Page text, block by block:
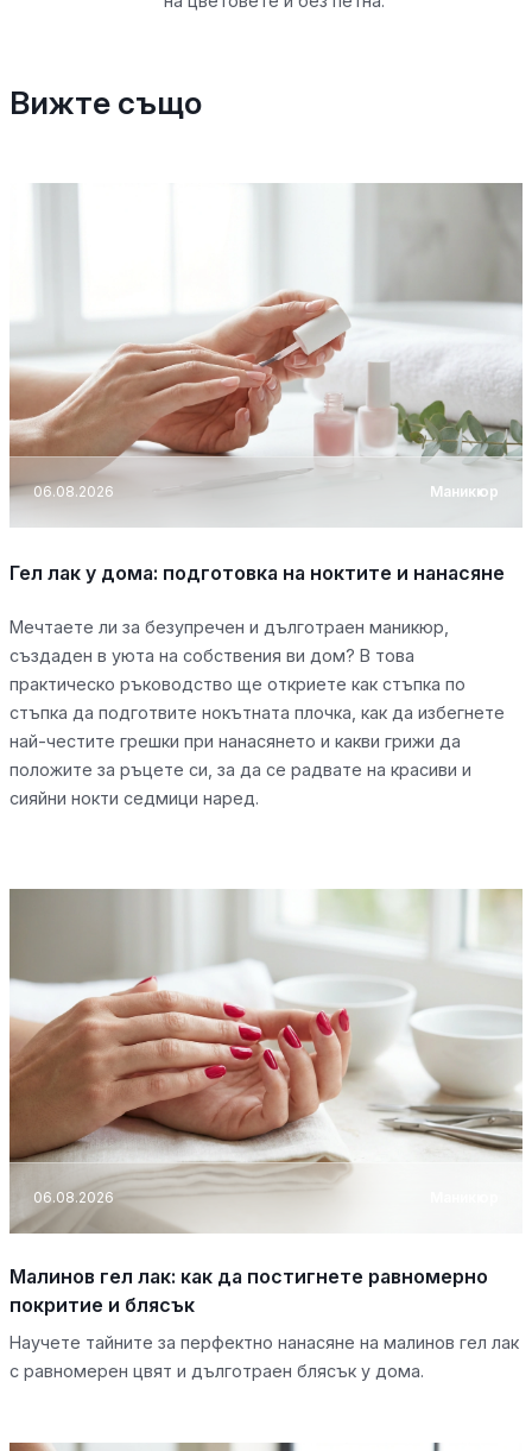
Вижте също
06.08.2026 Маникюр
Гел лак у дома: подготовка на ноктите и нанасяне
Мечтаете ли за безупречен и дълготраен маникюр,
създаден в уюта на собствения ви дом? В това
практическо ръководство ще откриете как стъпка по
стъпка да подготвите нокътната плочка, как да избегнете
най-честите грешки при нанасянето и какви грижи да
положите за ръцете си, за да се радвате на красиви и
сияйни нокти седмици наред.
06.08.2026
Малинов гел лак: как да постигнете равномерно
покритие и блясък
Научете тайните за перфектно нанасяне на малинов гел лак
с равномерен цвят и дълготраен блясък у дома.